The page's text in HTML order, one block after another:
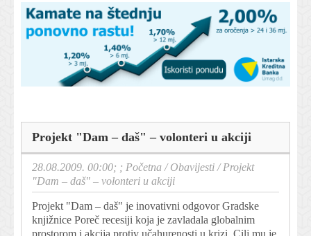
Projekt "Dam – daš" – volonteri u akciji
28.08.2009. 00:00; ; Početna /Obavijesti /Projekt
"Dam – daš" – volonteri u akciji
Projekt "Dam – daš" je inovativni odgovor Gradske
knjižnice Poreč recesiji koja je zavladala globalnim
prostorom i akcija protiv učahurenosti u krizi. Cilj mu je